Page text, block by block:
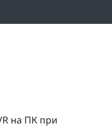
на ПК при